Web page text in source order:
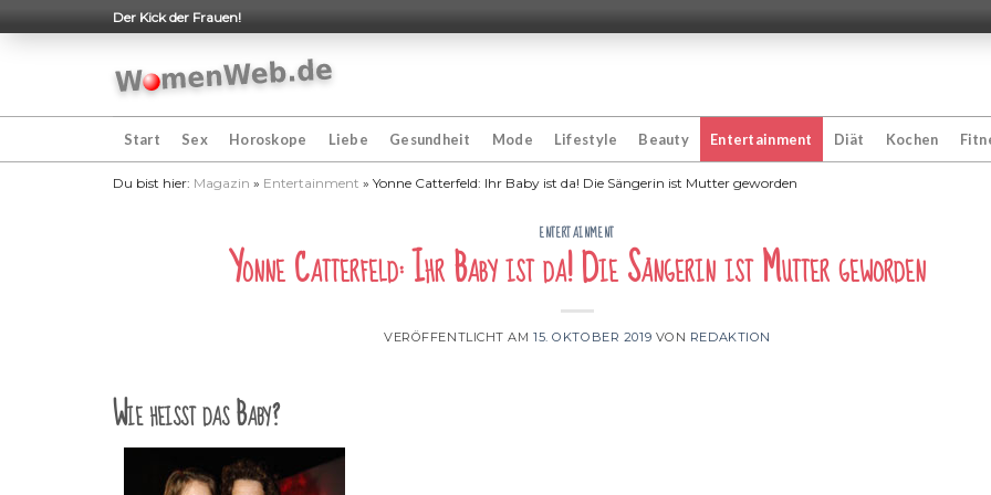
to
Der Kick der Frauen!
Start Sex Horoskope Liebe Gesundheit Mode Lifestyle Beauty Entertainment Diät Kochen
Du bist hier: Magazin » Entertainment » Yonne Catterfeld: Ihr Baby ist da! Die Sängerin ist Mutter geworden
ENTERTAINMENT
Yonne Catterfeld: Ihr Baby ist da! Die Sängerin ist Mutter geworden
VERÖFFENTLICHT AM15. OKTOBER 2019 VON REDAKTION
Wie heißt das Baby?